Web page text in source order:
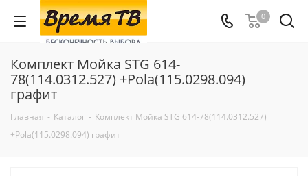
0
Комплект Мойка STG 614-
78(114.0312.527) +Pola(115.0298.094)
графит
Главная - Каталог - Комплект Мойка STG 614-78(114.0312.527)
+Pola(115.0298.094) графит